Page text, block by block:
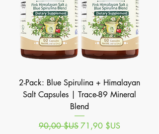
2-Pack: Blue Spirulina + Himalayan
Salt Capsules | Trace-89 Mineral
Blend
Prix original
90,00 $USPrix promotionnel
71,90 $US